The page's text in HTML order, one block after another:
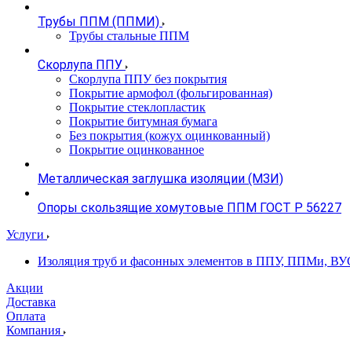
Трубы ППМ (ППМИ)
Трубы стальные ППМ
Скорлупа ППУ
Скорлупа ППУ без покрытия
Покрытие армофол (фольгированная)
Покрытие стеклопластик
Покрытие битумная бумага
Без покрытия (кожух оцинкованный)
Покрытие оцинкованное
Металлическая заглушка изоляции (МЗИ)
Опоры скользящие хомутовые ППМ ГОСТ Р 56227
Услуги
Изоляция труб и фасонных элементов в ППУ, ППМи,
Акции
Доставка
Оплата
Компания